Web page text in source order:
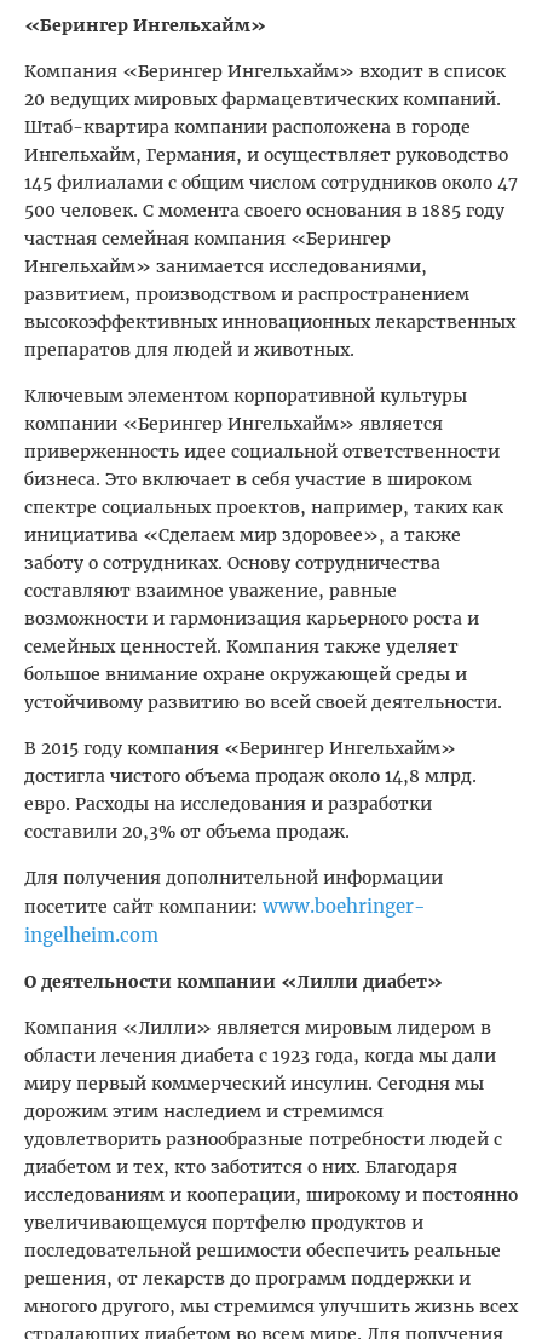
«Берингер Ингельхайм»
Компания «Берингер Ингельхайм» входит в список
20 ведущих мировых фармацевтических компаний.
Штаб-квартира компании расположена в городе
Ингельхайм, Германия, и осуществляет руководство
145 филиалами с общим числом сотрудников около 47
500 человек. С момента своего основания в 1885 году
частная семейная компания «Берингер
Ингельхайм» занимается исследованиями,
развитием, производством и распространением
высокоэффективных инновационных лекарственных
препаратов для людей и животных.
Ключевым элементом корпоративной культуры
компании «Берингер Ингельхайм» является
приверженность идее социальной ответственности
бизнеса. Это включает в себя участие в широком
спектре социальных проектов, например, таких как
инициатива «Сделаем мир здоровее», а также
заботу о сотрудниках. Основу сотрудничества
составляют взаимное уважение, равные
возможности и гармонизация карьерного роста и
семейных ценностей. Компания также уделяет
большое внимание охране окружающей среды и
устойчивому развитию во всей своей деятельности.
В 2015 году компания «Берингер Ингельхайм»
достигла чистого объема продаж около 14,8 млрд.
евро. Расходы на исследования и разработки
составили 20,3% от объема продаж.
Для получения дополнительной информации
посетите сайт компании: www.boehringer-
ingelheim.com
О деятельности компании «Лилли диабет»
Компания «Лилли» является мировым лидером в
области лечения диабета с 1923 года, когда мы дали
миру первый коммерческий инсулин. Сегодня мы
дорожим этим наследием и стремимся
удовлетворить разнообразные потребности людей с
диабетом и тех, кто заботится о них. Благодаря
исследованиям и кооперации, широкому и постоянно
увеличивающемуся портфелю продуктов и
последовательной решимости обеспечить реальные
решения, от лекарств до программ поддержки и
многого другого, мы стремимся улучшить жизнь всех
страдающих диабетом во всем мире. Для получения